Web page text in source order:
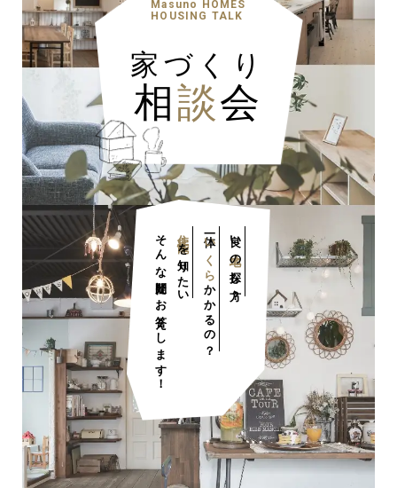
ナチュラル
ナチュラル
カントリー
ヴィンテージ
Masuno HOMES
HOUSING TALK
家づくり
相談会
を知りたい いくら
かかるの？
良い
土地
の探し方？
そんな疑問にお答えします！